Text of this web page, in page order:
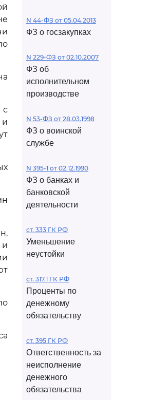
с
N 44-ФЗ от 05.04.2013
ФЗ о госзакупках
N 229-ФЗ от 02.10.2007
ФЗ об
исполнительном
производстве
N 53-ФЗ от 28.03.1998
ФЗ о воинской
службе
N 395-1 от 02.12.1990
ФЗ о банках и
банковской
деятельности
ст. 333 ГК РФ
Уменьшение
неустойки
ст. 317.1 ГК РФ
Проценты по
денежному
обязательству
ст. 395 ГК РФ
Ответственность за
неисполнение
денежного
обязательства